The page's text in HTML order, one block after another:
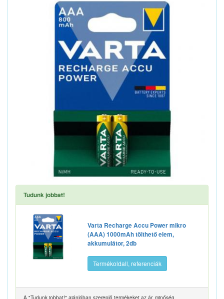
Tudunk jobbat!
Varta Recharge Accu Power mikro
(AAA) 1000mAh tölthető elem,
akkumulátor, 2db
Termékoldall, referenciák
A "Tudunk jobbat!" ajánlóban szereplő termékeket az ár, minőség,